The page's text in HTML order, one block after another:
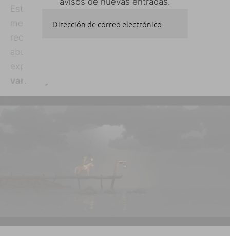
Esta edición del juego corresponde a la versión
mejorada de Kingdom, manteniendo la misma
receta del éxito original pero introduciendo
abundante contenido nuevo para hacer que la
experiencia de juego fuera
variada y entretenida